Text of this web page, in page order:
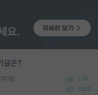
글은?
의) 274
1388